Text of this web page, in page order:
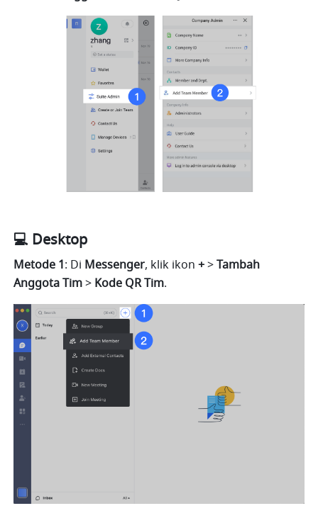
💻 Desktop
Metode 1: Di Messenger, klik ikon + > Tambah
Anggota Tim > Kode QR Tim.